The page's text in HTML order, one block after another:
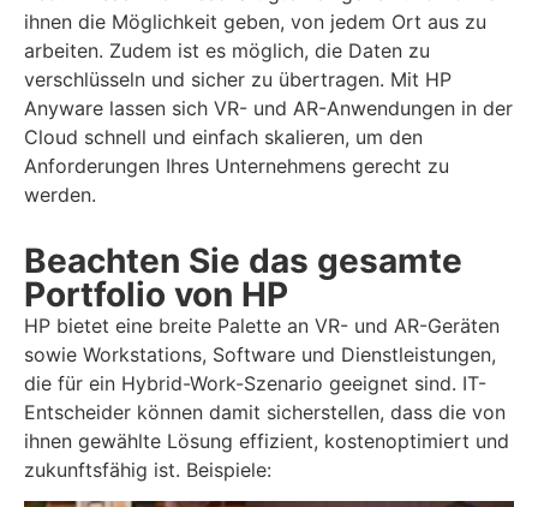
ihnen die Möglichkeit geben, von jedem Ort aus zu
arbeiten. Zudem ist es möglich, die Daten zu
verschlüsseln und sicher zu übertragen. Mit HP
Anyware lassen sich VR- und AR-Anwendungen in der
Cloud schnell und einfach skalieren, um den
Anforderungen Ihres Unternehmens gerecht zu
werden.
Beachten Sie das gesamte
Portfolio von HP
HP bietet eine breite Palette an VR- und AR-Geräten
sowie Workstations, Software und Dienstleistungen,
die für ein Hybrid-Work-Szenario geeignet sind. IT-
Entscheider können damit sicherstellen, dass die von
ihnen gewählte Lösung effizient, kostenoptimiert und
zukunftsfähig ist. Beispiele: